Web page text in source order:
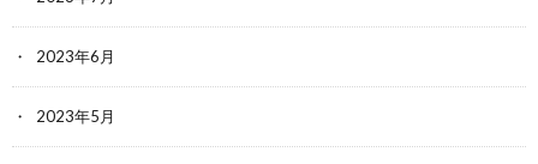
2023年6月
2023年5月